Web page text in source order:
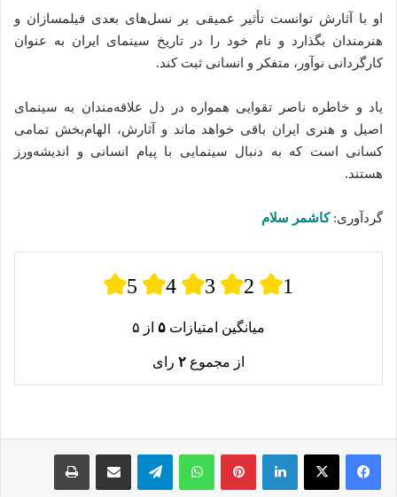
او با آثارش توانست تأثیر عمیقی بر نسل‌های بعدی فیلمسازان و
هنرمندان بگذارد و نام خود را در تاریخ سینمای ایران به عنوان
کارگردانی نوآور، متفکر و انسانی ثبت کند.
یاد و خاطره ناصر تقوایی همواره در دل علاقه‌مندان به سینمای
اصیل و هنری ایران باقی خواهد ماند و آثارش، الهام‌بخش تمامی
کسانی است که به دنبال سینمایی با پیام انسانی و اندیشه‌ورز
هستند.
گردآوری:کاشمر سلام
5 4 3 2 1
میانگین امتیازات ۵ از ۵
از مجموع ۲ رای
لینکدین پینترستواتس آپ تلگرام اشتراک گذاری از طریق ایمیل چاپ